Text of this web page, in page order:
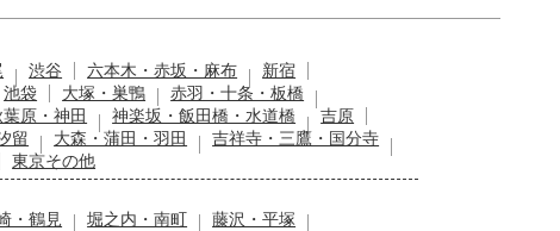
渋谷 六本木・赤坂・麻布
新宿
池袋 大塚・巣鴨
赤羽・十条・板橋
原・神田 神楽坂・飯田橋・水道橋
吉原
留 大森・蒲田・羽田
吉祥寺・三鷹・国分寺
東京その他
・鶴見 堀之内・南町
藤沢・平塚